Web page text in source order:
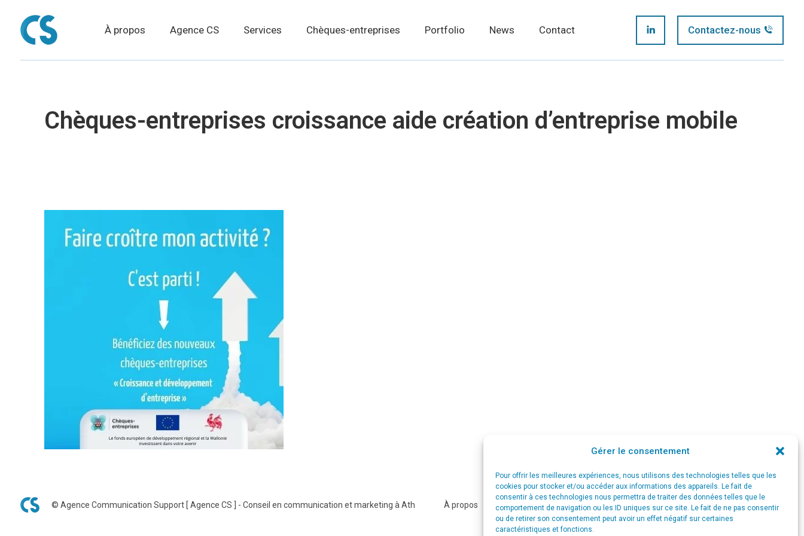
Gérer le consentement
Pour offrir les meilleures expériences, nous utilisons des technologies telles que les
cookies pour stocker et/ou accéder aux informations des appareils. Le fait de
consentir à ces technologies nous permettra de traiter des données telles que le
comportement de navigation ou les ID uniques sur ce site. Le fait de ne pas consentir
ou de retirer son consentement peut avoir un effet négatif sur certaines
caractéristiques et fonctions.
À propos Agence CS Services Chèques-entreprises Portfolio News Contact
LinkedIn
in
Contactez-nous
Chèques-entreprises croissance aide création d’entreprise mobile
© Agence Communication Support [ Agence CS ] - Conseil en communication et marketing à Ath À propos Agence CS Services Chèques-entreprises Portfolio News Contact